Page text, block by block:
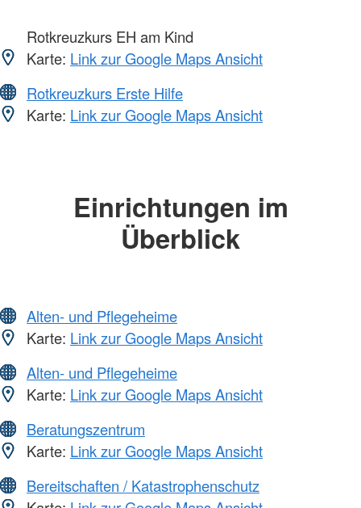
Rotkreuzkurs EH am Kind
Karte: Link zur Google Maps Ansicht
Rotkreuzkurs Erste Hilfe
Karte: Link zur Google Maps Ansicht
Einrichtungen im
Überblick
Alten- und Pflegeheime
Karte: Link zur Google Maps Ansicht
Alten- und Pflegeheime
Karte: Link zur Google Maps Ansicht
Beratungszentrum
Karte: Link zur Google Maps Ansicht
Bereitschaften / Katastrophenschutz